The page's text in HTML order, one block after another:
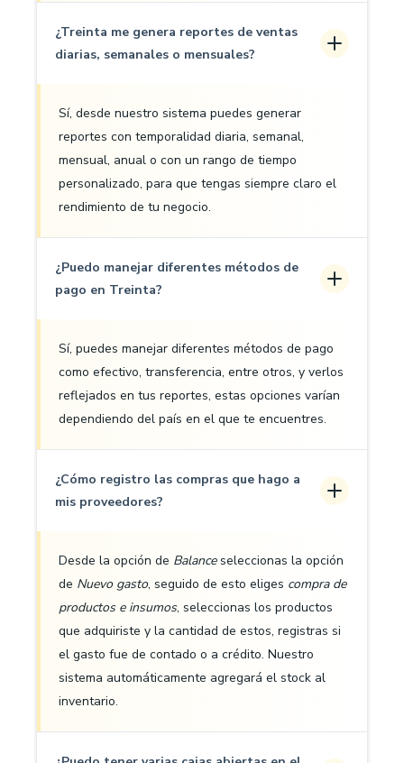
¿Treinta me genera reportes de ventas
diarias, semanales o mensuales?
Sí, desde nuestro sistema puedes generar
reportes con temporalidad diaria, semanal,
mensual, anual o con un rango de tiempo
personalizado, para que tengas siempre claro el
rendimiento de tu negocio.
¿Puedo manejar diferentes métodos de
pago en Treinta?
Sí, puedes manejar diferentes métodos de pago
como efectivo, transferencia, entre otros, y verlos
reflejados en tus reportes, estas opciones varían
dependiendo del país en el que te encuentres.
¿Cómo registro las compras que hago a
mis proveedores?
Desde la opción de Balanceseleccionas la opción
de Nuevo gasto, seguido de esto eliges compra de
productos e insumos, seleccionas los productos
que adquiriste y la cantidad de estos, registras si
el gasto fue de contado o a crédito. Nuestro
sistema automáticamente agregará el stock al
inventario.